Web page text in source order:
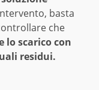
basta
che
lo scarico con
residui.